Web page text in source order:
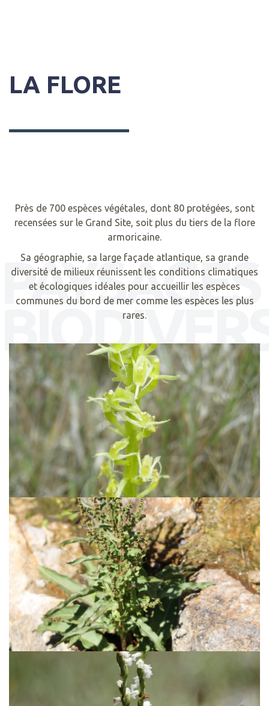
LA FLORE
Près de 700 espèces végétales, dont 80 protégées, sont
recensées sur le Grand Site, soit plus du tiers de la flore
armoricaine.
Sa géographie, sa large façade atlantique, sa grande
diversité de milieux réunissent les conditions climatiques
et écologiques idéales pour accueillir les espèces
communes du bord de mer comme les espèces les plus
rares.
Liparis de Loesel
En savoir +
Oseille des rochers
En savoir +